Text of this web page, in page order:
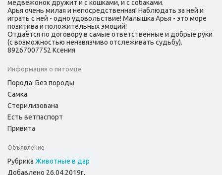
медвежонок дружит и с кошками, и с собаками.
Арья очень милая и непосредственная! Наблюдать за ней и
играть с ней - одно удовольствие! Малышка Арья - это море
позитива и положительных эмоций!
Отдаётся по договору в самые ответственные и добрые руки
(с возможностью ненавязчиво отслеживать судьбу).
89267007752 Ксения
Информация о питомце
Порода: Без породы
Самка
Стерилизована
Есть ветпаспорт
Привита
Объявление
Рубрика Животные в дар
Добавлено 26.04.2019г.